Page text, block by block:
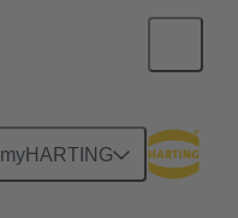
myHARTING